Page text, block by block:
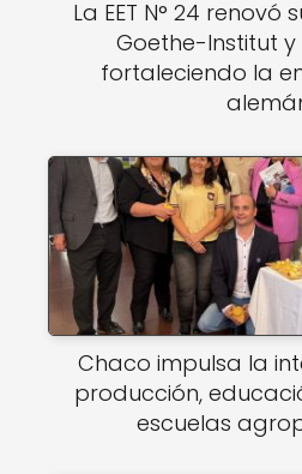
La EET N° 24 renovó
Goethe-Institut
fortaleciendo la
Chaco impulsa la
producción,
escuelas